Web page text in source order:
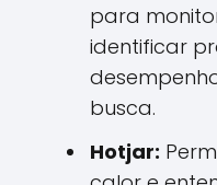
para
identificar
busca.
Hotjar: